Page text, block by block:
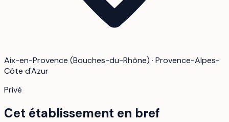
Aix-en-Provence (Bouches-du-Rhône) · Provence-Alpes-
Côte d'Azur
Privé
Cet établissement en bref